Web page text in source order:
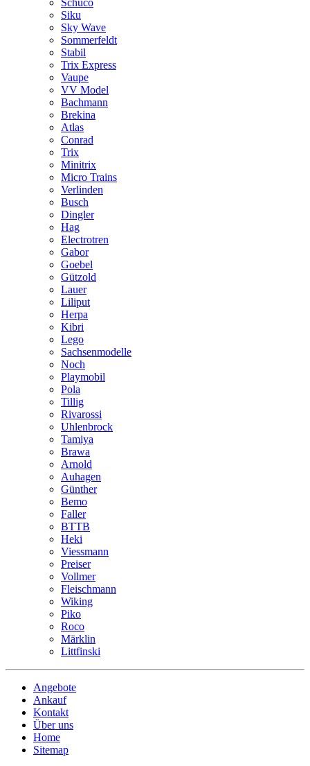
Schuco
Siku
Sky Wave
Sommerfeldt
Stabil
Trix Express
Vaupe
VV Model
Bachmann
Brekina
Atlas
Conrad
Trix
Minitrix
Micro Trains
Verlinden
Busch
Dingler
Hag
Electrotren
Gabor
Goebel
Gützold
Lauer
Liliput
Herpa
Kibri
Lego
Sachsenmodelle
Noch
Playmobil
Pola
Tillig
Rivarossi
Uhlenbrock
Tamiya
Brawa
Arnold
Auhagen
Günther
Bemo
Faller
BTTB
Heki
Viessmann
Preiser
Vollmer
Fleischmann
Wiking
Piko
Roco
Märklin
Littfinski
Angebote
Ankauf
Kontakt
Über uns
Home
Sitemap